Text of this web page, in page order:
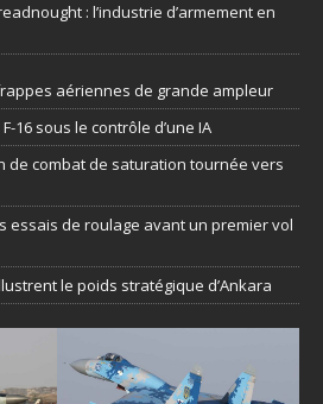
: l’industrie d’armement en
aériennes de grande ampleur
16 sous le contrôle d’une IA
de combat de saturation tournée vers
essais de roulage avant un premier vol
le poids stratégique d’Ankara